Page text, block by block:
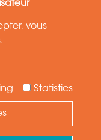
vous
Statistics
spécifications sont